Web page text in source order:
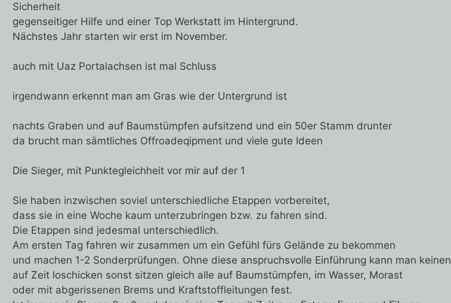
Sicherheit
gegenseitiger Hilfe und einer Top Werkstatt im Hintergrund.
Nächstes Jahr starten wir erst im November.
auch mit Uaz Portalachsen ist mal Schluss
irgendwann erkennt man am Gras wie der Untergrund ist
nachts Graben und auf Baumstümpfen aufsitzend und ein 50er Stamm drunter
da brucht man sämtliches Offroadeqipment und viele gute Ideen
Die Sieger, mit Punktegleichheit vor mir auf der 1
Sie haben inzwischen soviel unterschiedliche Etappen vorbereitet,
dass sie in eine Woche kaum unterzubringen bzw. zu fahren sind.
Die Etappen sind jedesmal unterschiedlich.
Am ersten Tag fahren wir zusammen um ein Gefühl fürs Gelände zu bekommen
und machen 1-2 Sonderprüfungen. Ohne diese anspruchsvolle Einführung kann man keinen
auf Zeit loschicken sonst sitzen gleich alle auf Baumstümpfen, im Wasser, Morast
oder mit abgerissenen Brems und Kraftstoffleitungen fest.